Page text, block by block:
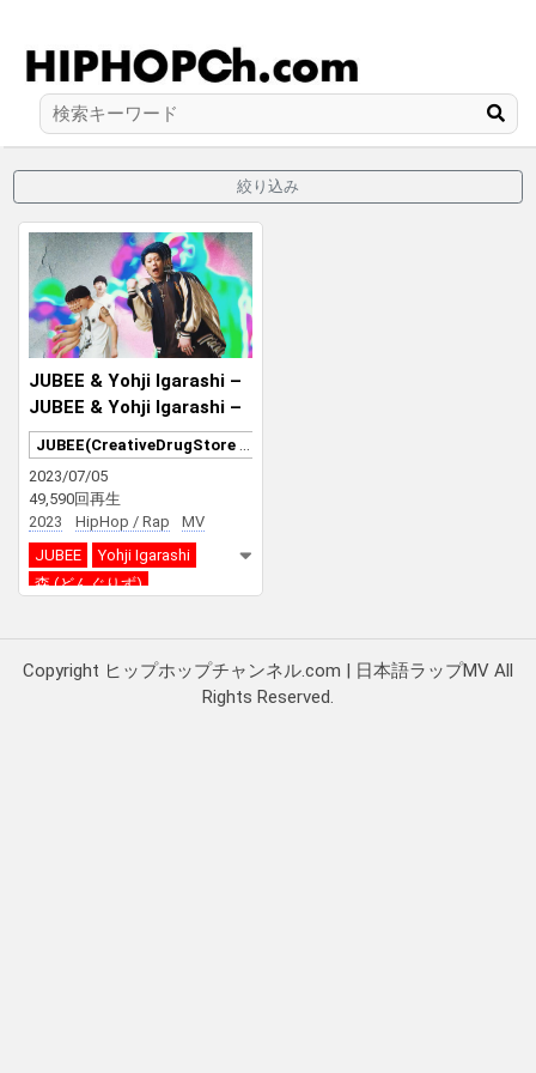
絞り込み
JUBEE & Yohji Igarashi –
JUBEE & Yohji Igarashi –
SWAG feat. 森 (どんぐり
ず)
JUBEE(CreativeDrugStore / Rave Racers / AFJB)
2023/07/05
49,590回再生
2023
HipHop / Rap
MV
JUBEE
Yohji Igarashi
森 (どんぐりず)
Copyright ヒップホップチャンネル.com | 日本語ラップMV All
Rights Reserved.